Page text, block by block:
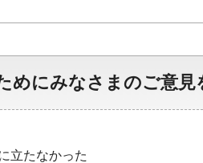
めにみなさまのご意
立たなかった